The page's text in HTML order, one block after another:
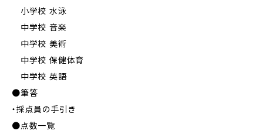
小学校 水泳
中学校 音楽
中学校 美術
中学校 保健体育
中学校 英語
●筆答
・採点員の手引き
●点数一覧